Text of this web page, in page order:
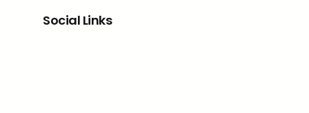
Social Links